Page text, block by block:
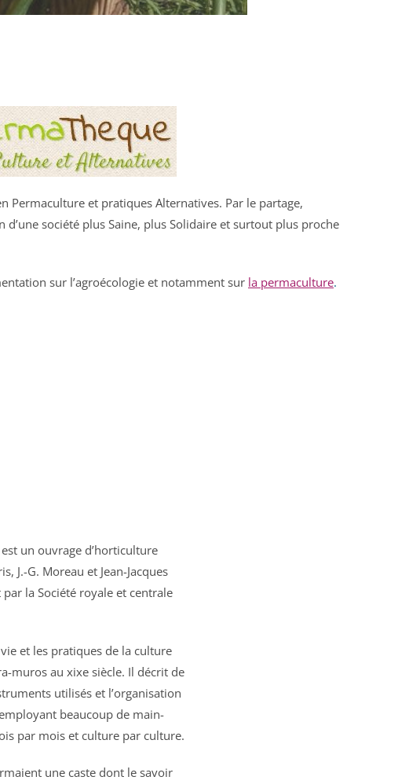
Permaculture et pratiques Alternatives. Par le partage,
société plus Saine, plus Solidaire et surtout plus proche
sur l’agroécologie et notamment sur la permaculture.
un ouvrage d’horticulture
J.-G. Moreau et Jean-Jacques
la Société royale et centrale
et les pratiques de la culture
muros au xixe siècle. Il décrit de
utilisés et l’organisation
beaucoup de main-
par mois et culture par culture.
une caste dont le savoir